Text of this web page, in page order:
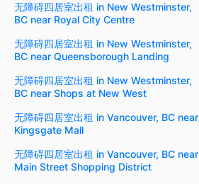
无障碍四居室出租 in New Westminster,
BC near Royal City Centre
无障碍四居室出租 in New Westminster,
BC near Queensborough Landing
无障碍四居室出租 in New Westminster,
BC near Shops at New West
无障碍四居室出租 in Vancouver, BC near
Kingsgate Mall
无障碍四居室出租 in Vancouver, BC near
Main Street Shopping District